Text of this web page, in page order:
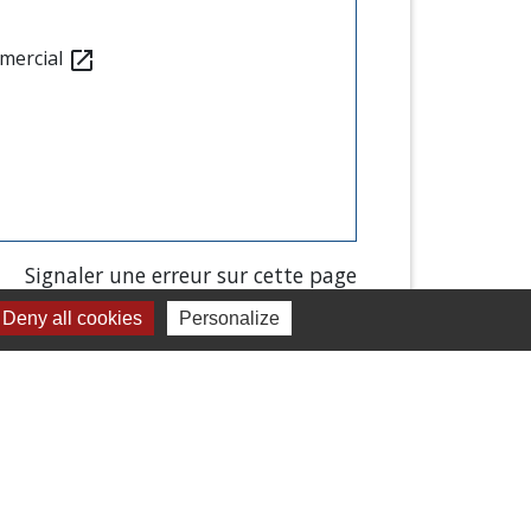
open_in_new
Signaler une erreur sur cette page
Deny all cookies Personalize